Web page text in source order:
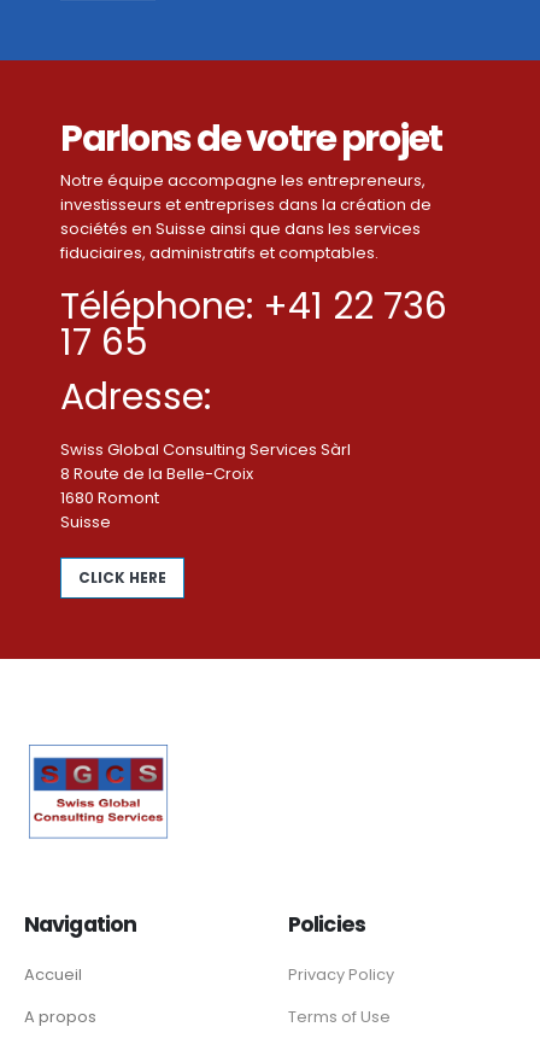
Parlons de votre projet
Notre équipe accompagne les entrepreneurs,
investisseurs et entreprises dans la création de
sociétés en Suisse ainsi que dans les services
fiduciaires, administratifs et comptables.
Téléphone: +41 22 736
17 65
Adresse:
Swiss Global Consulting Services Sàrl
8 Route de la Belle-Croix
1680 Romont
Suisse
CLICK HERE
Navigation
Accueil
A propos
Policies
Privacy Policy
Terms of Use